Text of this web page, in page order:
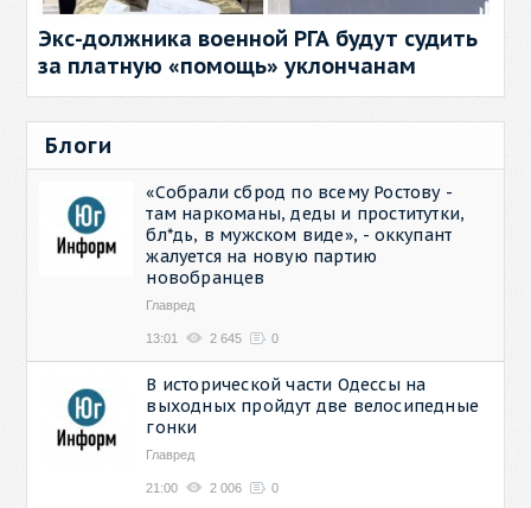
Экс-должника военной РГА будут судить
за платную «помощь» уклончанам
Блоги
«Собрали сброд по всему Ростову -
там наркоманы, деды и проститутки,
бл*дь, в мужском виде», - оккупант
жалуется на новую партию
новобранцев
Главред
13:01 2 645 0
В исторической части Одессы на
выходных пройдут две велосипедные
гонки
Главред
21:00 2 006 0